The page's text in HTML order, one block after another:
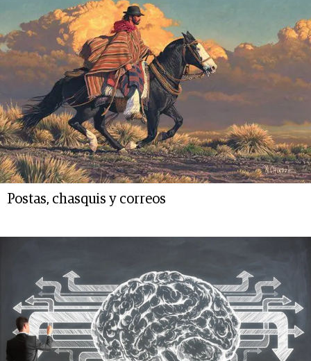
Postas, chasquis y correos